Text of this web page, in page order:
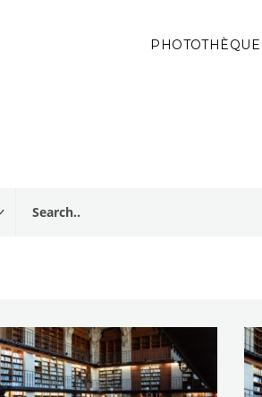
PHOTOTHÈQUE